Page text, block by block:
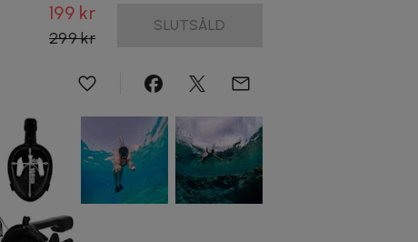
199 kr
299 kr
SLUTSÅLD